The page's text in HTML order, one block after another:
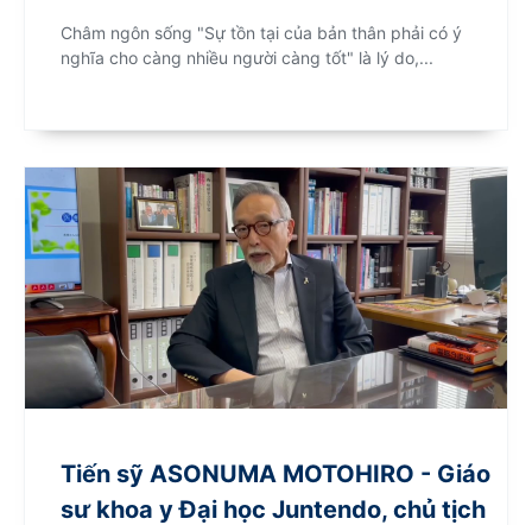
Châm ngôn sống "Sự tồn tại của bản thân phải có ý
nghĩa cho càng nhiều người càng tốt" là lý do,...
Tiến sỹ ASONUMA MOTOHIRO - Giáo
sư khoa y Đại học Juntendo, chủ tịch